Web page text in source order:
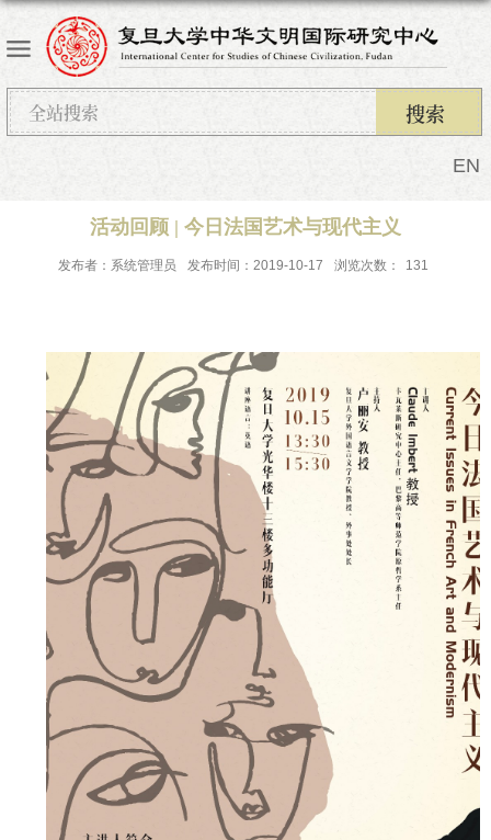
EN
活动回顾 | 今日法国艺术与现代主义
发布者：系统管理员 发布时间：2019-10-17 浏览次数： 131